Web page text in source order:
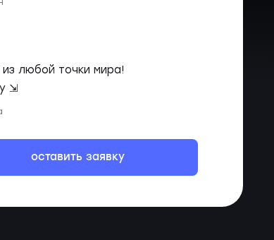
из любой точки мира!
⇲
оставить заявку